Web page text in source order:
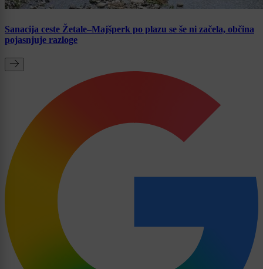
Sanacija ceste Žetale–Majšperk po plazu se še ni začela, občina
pojasnjuje razloge